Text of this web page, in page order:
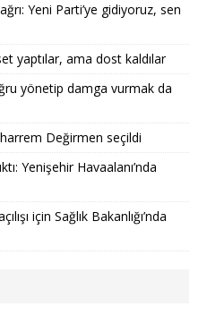
Yeni Parti’ye gidiyoruz, sen
yaptılar, ama dost kaldılar
yönetip damga vurmak da
Değirmen seçildi
Yenişehir Havaalanı’nda
için Sağlık Bakanlığı’nda